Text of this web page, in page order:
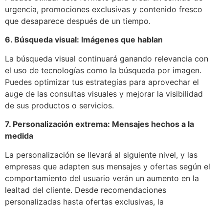
urgencia, promociones exclusivas y contenido fresco
que desaparece después de un tiempo.
6. Búsqueda visual: Imágenes que hablan
La búsqueda visual continuará ganando relevancia con
el uso de tecnologías como la búsqueda por imagen.
Puedes optimizar tus estrategias para aprovechar el
auge de las consultas visuales y mejorar la visibilidad
de sus productos o servicios.
7. Personalización extrema: Mensajes hechos a la
medida
La personalización se llevará al siguiente nivel, y las
empresas que adapten sus mensajes y ofertas según el
comportamiento del usuario verán un aumento en la
lealtad del cliente. Desde recomendaciones
personalizadas hasta ofertas exclusivas, la